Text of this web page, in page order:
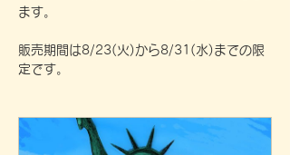
ます。
販売期間は8/23(火)から8/31(水)までの限
定です。